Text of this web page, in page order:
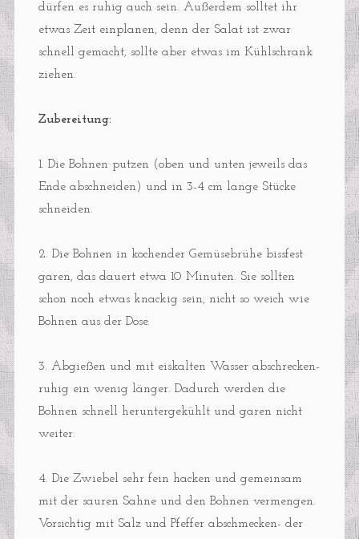
dürfen es ruhig auch sein. Außerdem solltet ihr
etwas Zeit einplanen, denn der Salat ist zwar
schnell gemacht, sollte aber etwas im Kühlschrank
ziehen.
Zubereitung:
1. Die Bohnen putzen (oben und unten jeweils das
Ende abschneiden) und in 3-4 cm lange Stücke
schneiden.
2. Die Bohnen in kochender Gemüsebrühe bissfest
garen, das dauert etwa 10 Minuten. Sie sollten
schon noch etwas knackig sein, nicht so weich wie
Bohnen aus der Dose.
3. Abgießen und mit eiskalten Wasser abschrecken-
ruhig ein wenig länger. Dadurch werden die
Bohnen schnell heruntergekühlt und garen nicht
weiter.
4. Die Zwiebel sehr fein hacken und gemeinsam
mit der sauren Sahne und den Bohnen vermengen.
Vorsichtig mit Salz und Pfeffer abschmecken- der